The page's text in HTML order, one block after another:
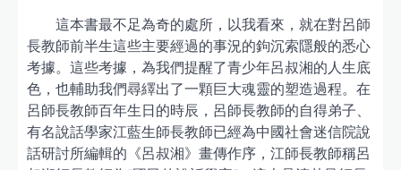
這本書最不足為奇的處所，以我看來，就在對呂師
長教師前半生這些主要經過的事況的鉤沉索隱般的悉心
考據。這些考據，為我們提醒了青少年呂叔湘的人生底
色，也輔助我們尋繹出了一顆巨大魂靈的塑造過程。在
呂師長教師百年生日的時辰，呂師長教師的自得弟子、
有名說話學家江藍生師長教師已經為中國社會迷信院說
話研討所編輯的《呂叔湘》畫傳作序，江師長教師稱呂